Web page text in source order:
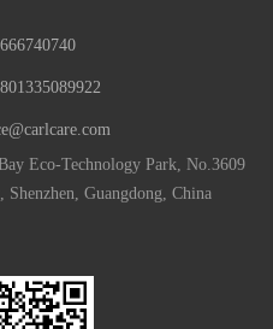
Eco-Technology Park, No.3609
Guangdong, China